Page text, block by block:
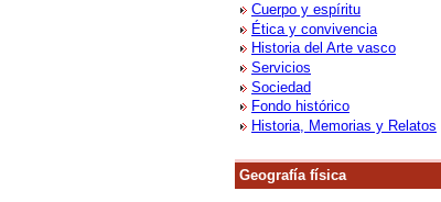
Cuerpo y espíritu
Ética y convivencia
Historia del Arte vasco
Servicios
Sociedad
Fondo histórico
Historia, Memorias y Relatos
Geografía física